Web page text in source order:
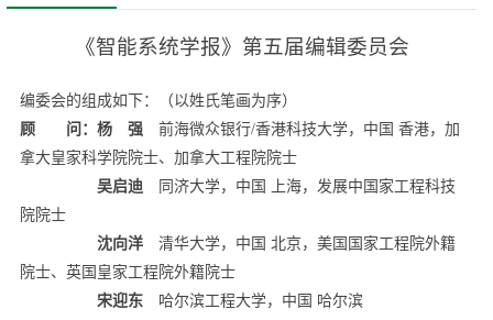
《智能系统学报》第五届编辑委员会
编委会的组成如下：（以姓氏笔画为序）
顾 问： 杨 强 前海微众银行/香港科技大学，中国 香港，加
拿大皇家科学院院士、加拿大工程院院士
吴启迪 同济大学，中国 上海，发展中国家工程科技
院院士
沈向洋 清华大学，中国 北京，美国国家工程院外籍
院士、英国皇家工程院外籍院士
宋迎东 哈尔滨工程大学，中国 哈尔滨